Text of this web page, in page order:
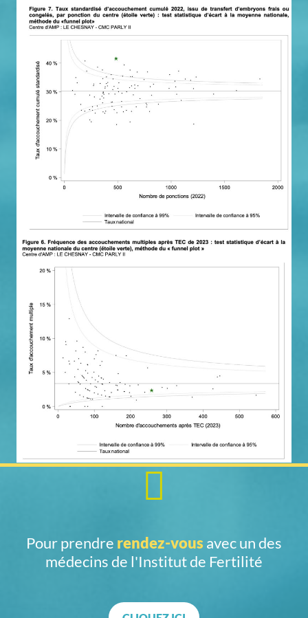
Pour prendre rendez-vous avec un des
médecins de l'Institut de Fertilité